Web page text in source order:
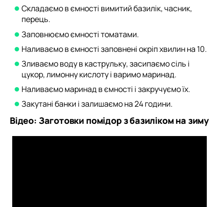
Складаємо в ємності вимитий базилік, часник,
перець.
Заповнюємо ємності томатами.
Наливаємо в ємності заповнені окріп хвилин на 10.
Зливаємо воду в каструльку, засипаємо сіль і
цукор, лимонну кислоту і варимо маринад.
Наливаємо маринад в ємності і закручуємо їх.
Закутані банки і залишаємо на 24 години.
Відео: Заготовки помідор з базиліком на зиму